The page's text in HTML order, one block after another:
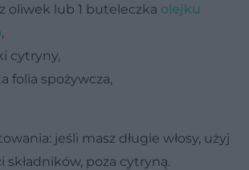
oliwek lub 1 buteleczka olejku
,
cytryny,
folia spożywcza,
jeśli masz długie włosy, użyj
składników, poza cytryną.